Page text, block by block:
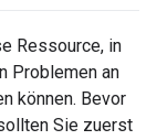
Ressource, in
Problemen an
können. Bevor
Sie zuerst